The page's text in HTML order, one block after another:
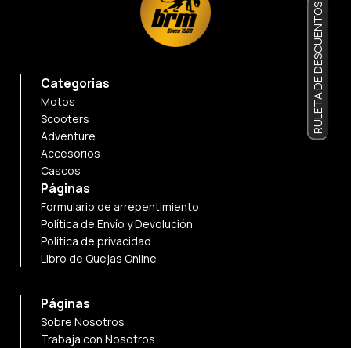
Categorias
Motos
Scooters
Adventure
Accesorios
Cascos
Páginas
Formulario de arrepentimiento
Política de Envío y Devolución
Política de privacidad
Libro de Quejas Online
Páginas
Sobre Nosotros
Trabaja con Nosotros
RULETA DE DESCUENTOS